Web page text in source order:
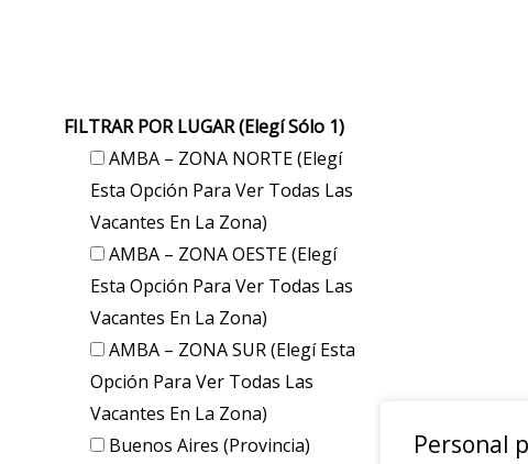
FILTRAR POR LUGAR (elegí Sólo 1)
AMBA – ZONA NORTE (elegí
Esta Opción Para Ver Todas Las
Vacantes En La Zona)
AMBA – ZONA OESTE (elegí
Esta Opción Para Ver Todas Las
Vacantes En La Zona)
AMBA – ZONA SUR (elegí Esta
Opción Para Ver Todas Las
Vacantes En La Zona)
Buenos Aires (provincia)
Personal